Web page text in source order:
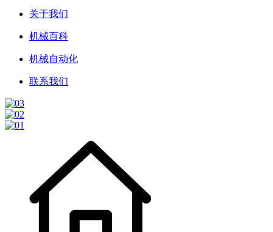
关于我们
机械百科
机械自动化
联系我们